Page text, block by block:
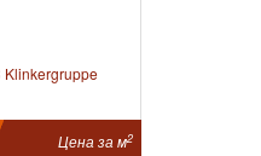
Klinkergruppe
Цена за м2